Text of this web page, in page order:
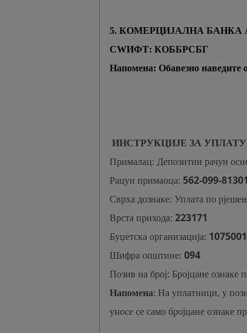
5. КОМЕРЦИЈАЛНА БАНКА
СWИФТ: КОББРСБГ
Напомена: Обавезно наведите
ИНСТРУКЦИЈЕ ЗА
Прималац: Депозитни рачун
Рацун примаоца: 562-099-
Сврха дознаке: Уплата по
Врста прихода: 223171
Буџетска организација: 1075001
Шифра општине: 094
Позив на број: Бројцане ознаке
Напомена: На уплатници, у
уносе се само бројцане ознаке